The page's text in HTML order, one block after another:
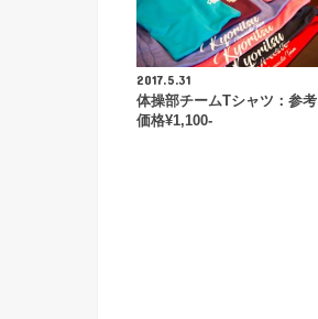
2017.5.31
体操部チームTシャツ：参考
価格¥1,100-